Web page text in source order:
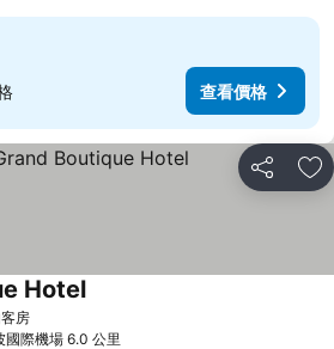
查看價格
分享 加
房
Hotel
國際機場 6.0 公里